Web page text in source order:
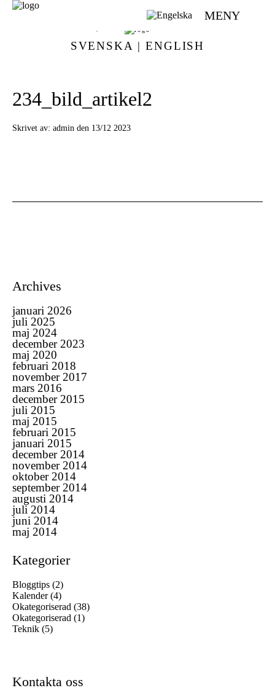
MENY
SVENSKA | ENGLISH
234_bild_artikel2
Skrivet av: admin den 13/12 2023
Archives
januari 2026
juli 2025
maj 2024
december 2023
maj 2020
februari 2018
november 2017
mars 2016
december 2015
juli 2015
maj 2015
februari 2015
januari 2015
december 2014
november 2014
oktober 2014
september 2014
augusti 2014
juli 2014
juni 2014
maj 2014
Kategorier
Bloggtips (2)
Kalender(4)
Okategoriserad (38)
Okategoriserad (1)
Teknik (5)
Kontakta oss